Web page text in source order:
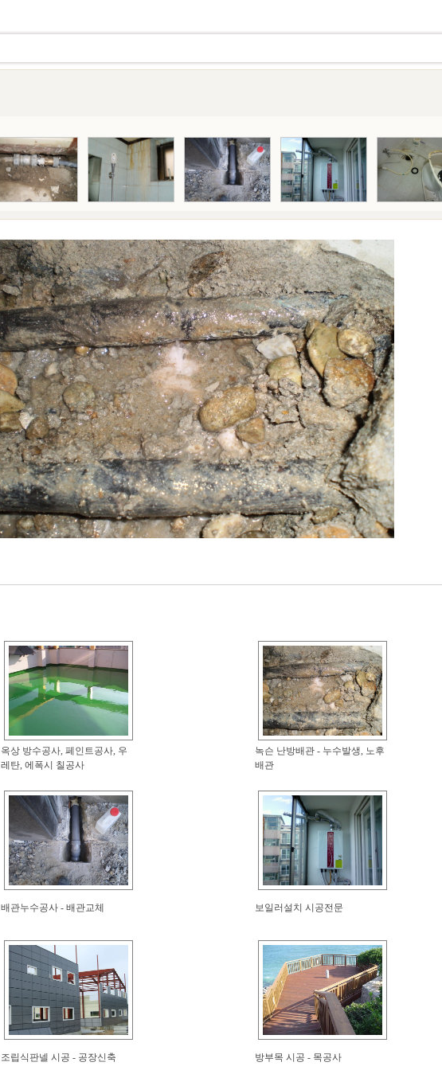
옥상 방수공사, 페인트공사, 우
레탄, 에폭시 칠공사
녹슨 난방배관 - 누수발생, 노후
배관
배관누수공사 - 배관교체 보일러설치 시공전문
조립식판넬 시공 - 공장신축 방부목 시공 - 목공사